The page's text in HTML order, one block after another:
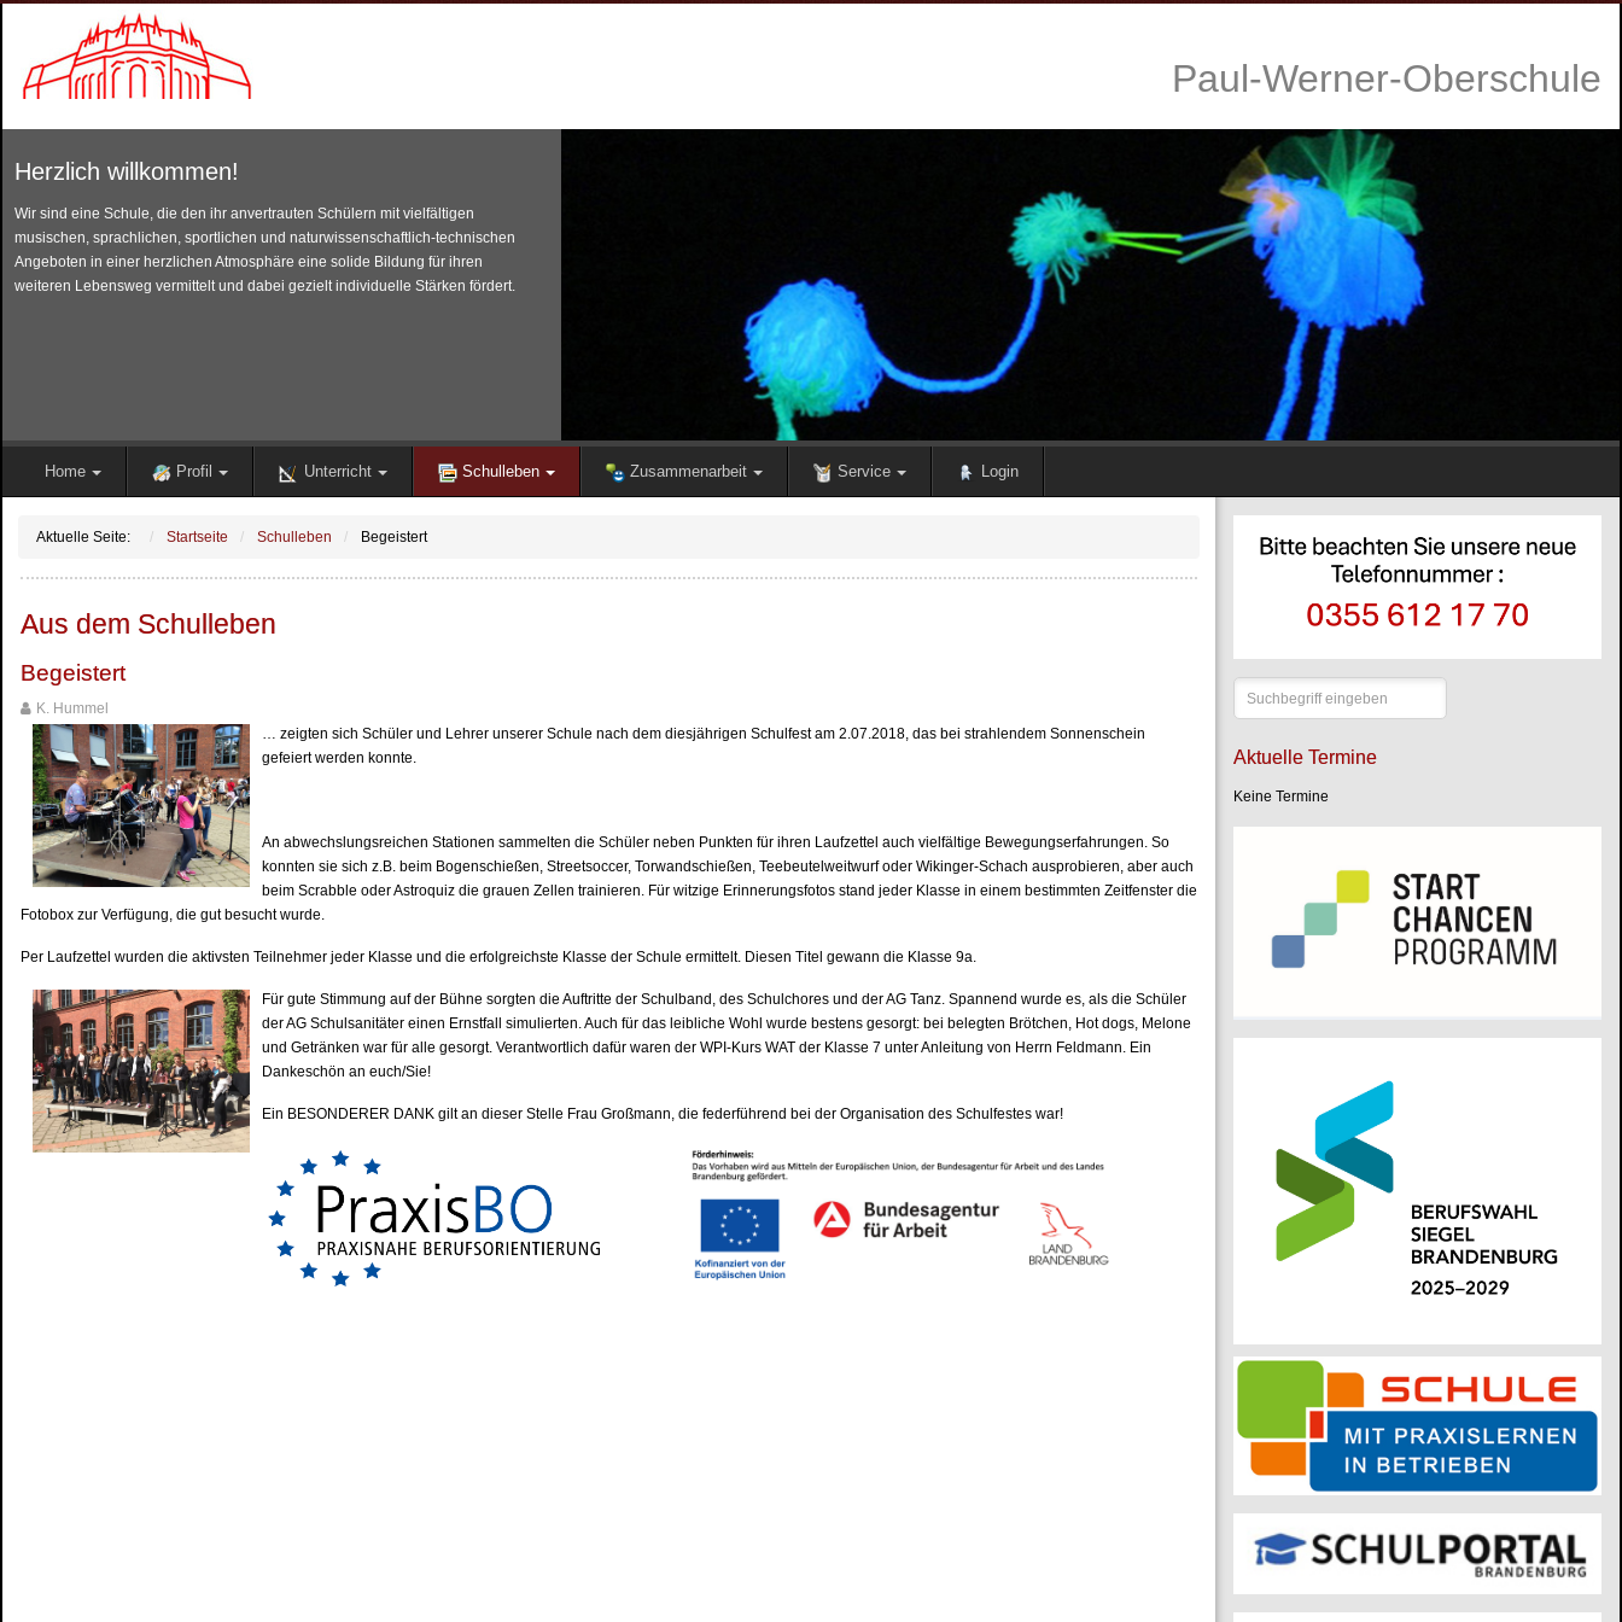
Paul-Werner-Oberschule
Herzlich willkommen!
Wir sind eine Schule, die den ihr anvertrauten Schülern mit vielfältigen
musischen, sprachlichen, sportlichen und naturwissenschaftlich-technischen
Angeboten in einer herzlichen Atmosphäre eine solide Bildung für ihren
weiteren Lebensweg vermittelt und dabei gezielt individuelle Stärken fördert.
Home Profil Unterricht Schulleben Zusammenarbeit Service Login
Aktuelle Seite: Startseite Schulleben Begeistert
Aus dem Schulleben
Begeistert
K. Hummel
… zeigten sich Schüler und Lehrer unserer Schule nach dem diesjährigen Schulfest am 2.07.2018, das bei strahlendem Sonnenschein
gefeiert werden konnte.
An abwechslungsreichen Stationen sammelten die Schüler neben Punkten für ihren Laufzettel auch vielfältige Bewegungserfahrungen. So
konnten sie sich z.B. beim Bogenschießen, Streetsoccer, Torwandschießen, Teebeutelweitwurf oder Wikinger-Schach ausprobieren, aber auch
beim Scrabble oder Astroquiz die grauen Zellen trainieren. Für witzige Erinnerungsfotos stand jeder Klasse in einem bestimmten Zeitfenster die
Fotobox zur Verfügung, die gut besucht wurde.
Per Laufzettel wurden die aktivsten Teilnehmer jeder Klasse und die erfolgreichste Klasse der Schule ermittelt. Diesen Titel gewann die Klasse 9a.
Für gute Stimmung auf der Bühne sorgten die Auftritte der Schulband, des Schulchores und der AG Tanz. Spannend wurde es, als die Schüler
der AG Schulsanitäter einen Ernstfall simulierten. Auch für das leibliche Wohl wurde bestens gesorgt: bei belegten Brötchen, Hot dogs, Melone
und Getränken war für alle gesorgt. Verantwortlich dafür waren der WPI-Kurs WAT der Klasse 7 unter Anleitung von Herrn Feldmann. Ein
Dankeschön an euch/Sie!
Ein BESONDERER DANK gilt an dieser Stelle Frau Großmann, die federführend bei der Organisation des Schulfestes war!
Suchen
...
Aktuelle Termine
Keine Termine